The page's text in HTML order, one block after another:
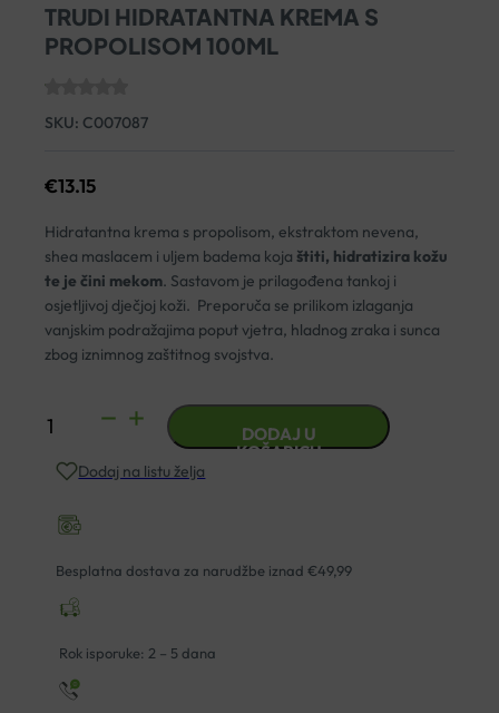
TRUDI HIDRATANTNA KREMA S
PROPOLISOM 100ML
SKU: C007087
€13.15
Hidratantna krema s propolisom, ekstraktom nevena,
shea maslacem i uljem badema koja štiti, hidratizira kožu
te je čini mekom. Sastavom je prilagođena tankoj i
osjetljivoj dječjoj koži. Preporuča se prilikom izlaganja
vanjskim podražajima poput vjetra, hladnog zraka i sunca
zbog iznimnog zaštitnog svojstva.
TRUDI
KREMA
PROPOLISOM
100ML
DODAJ U
KOŠARICU
Dodaj na listu želja
Besplatna dostava za narudžbe iznad €49,99
Rok isporuke: 2 – 5 dana